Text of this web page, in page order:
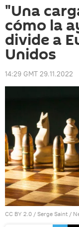
"Una
cómo la
divide a
Unidos
14:29 GMT 29.11.2022
CC BY 2.0 / Serge Saint /